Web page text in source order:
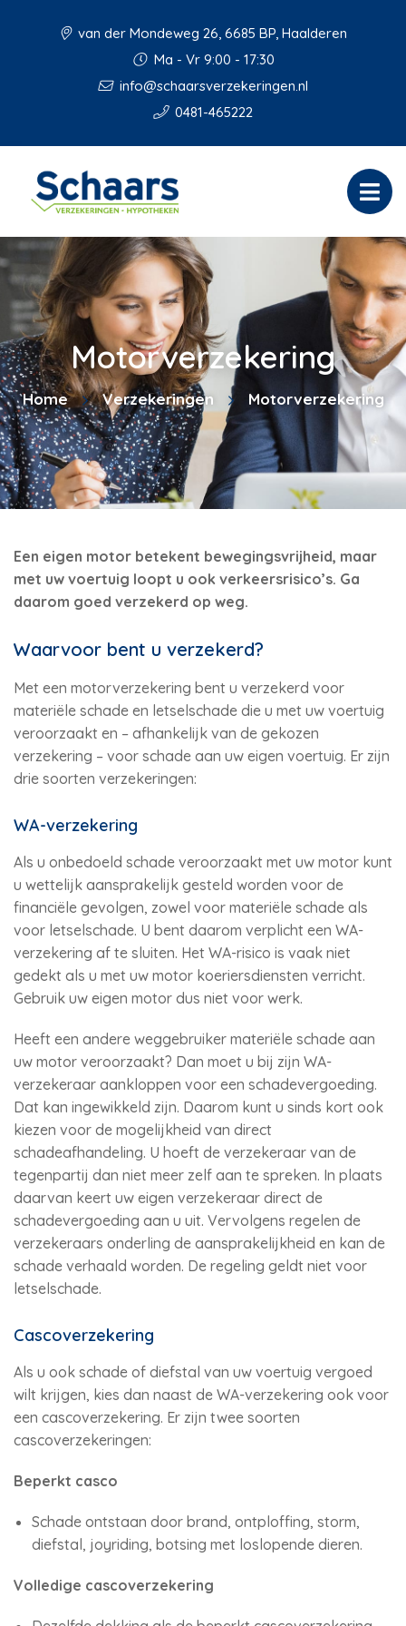
van der Mondeweg 26, 6685 BP, Haalderen
Ma - Vr 9:00 - 17:30
info@schaarsverzekeringen.nl
0481-465222
Motorverzekering
Home Verzekeringen Motorverzekering
Een eigen motor betekent bewegingsvrijheid, maar
met uw voertuig loopt u ook verkeersrisico’s. Ga
daarom goed verzekerd op weg.
Waarvoor bent u verzekerd?
Met een motorverzekering bent u verzekerd voor
materiële schade en letselschade die u met uw voertuig
veroorzaakt en – afhankelijk van de gekozen
verzekering – voor schade aan uw eigen voertuig. Er zijn
drie soorten verzekeringen:
WA-verzekering
Als u onbedoeld schade veroorzaakt met uw motor kunt
u wettelijk aansprakelijk gesteld worden voor de
financiële gevolgen, zowel voor materiële schade als
voor letselschade. U bent daarom verplicht een WA-
verzekering af te sluiten. Het WA-risico is vaak niet
gedekt als u met uw motor koeriersdiensten verricht.
Gebruik uw eigen motor dus niet voor werk.
Heeft een andere weggebruiker materiële schade aan
uw motor veroorzaakt? Dan moet u bij zijn WA-
verzekeraar aankloppen voor een schadevergoeding.
Dat kan ingewikkeld zijn. Daarom kunt u sinds kort ook
kiezen voor de mogelijkheid van direct
schadeafhandeling. U hoeft de verzekeraar van de
tegenpartij dan niet meer zelf aan te spreken. In plaats
daarvan keert uw eigen verzekeraar direct de
schadevergoeding aan u uit. Vervolgens regelen de
verzekeraars onderling de aansprakelijkheid en kan de
schade verhaald worden. De regeling geldt niet voor
letselschade.
Cascoverzekering
Als u ook schade of diefstal van uw voertuig vergoed
wilt krijgen, kies dan naast de WA-verzekering ook voor
een cascoverzekering. Er zijn twee soorten
cascoverzekeringen:
Beperkt casco
Schade ontstaan door brand, ontploffing, storm,
diefstal, joyriding, botsing met loslopende dieren.
Volledige cascoverzekering